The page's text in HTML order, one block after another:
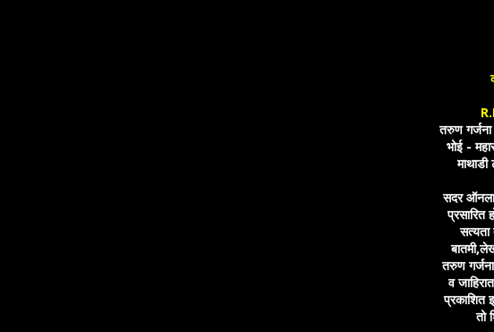
तरुण
भोई -
सदर
प्रसारित
सत्यता
तरुण
व
प्रकाशित
तो